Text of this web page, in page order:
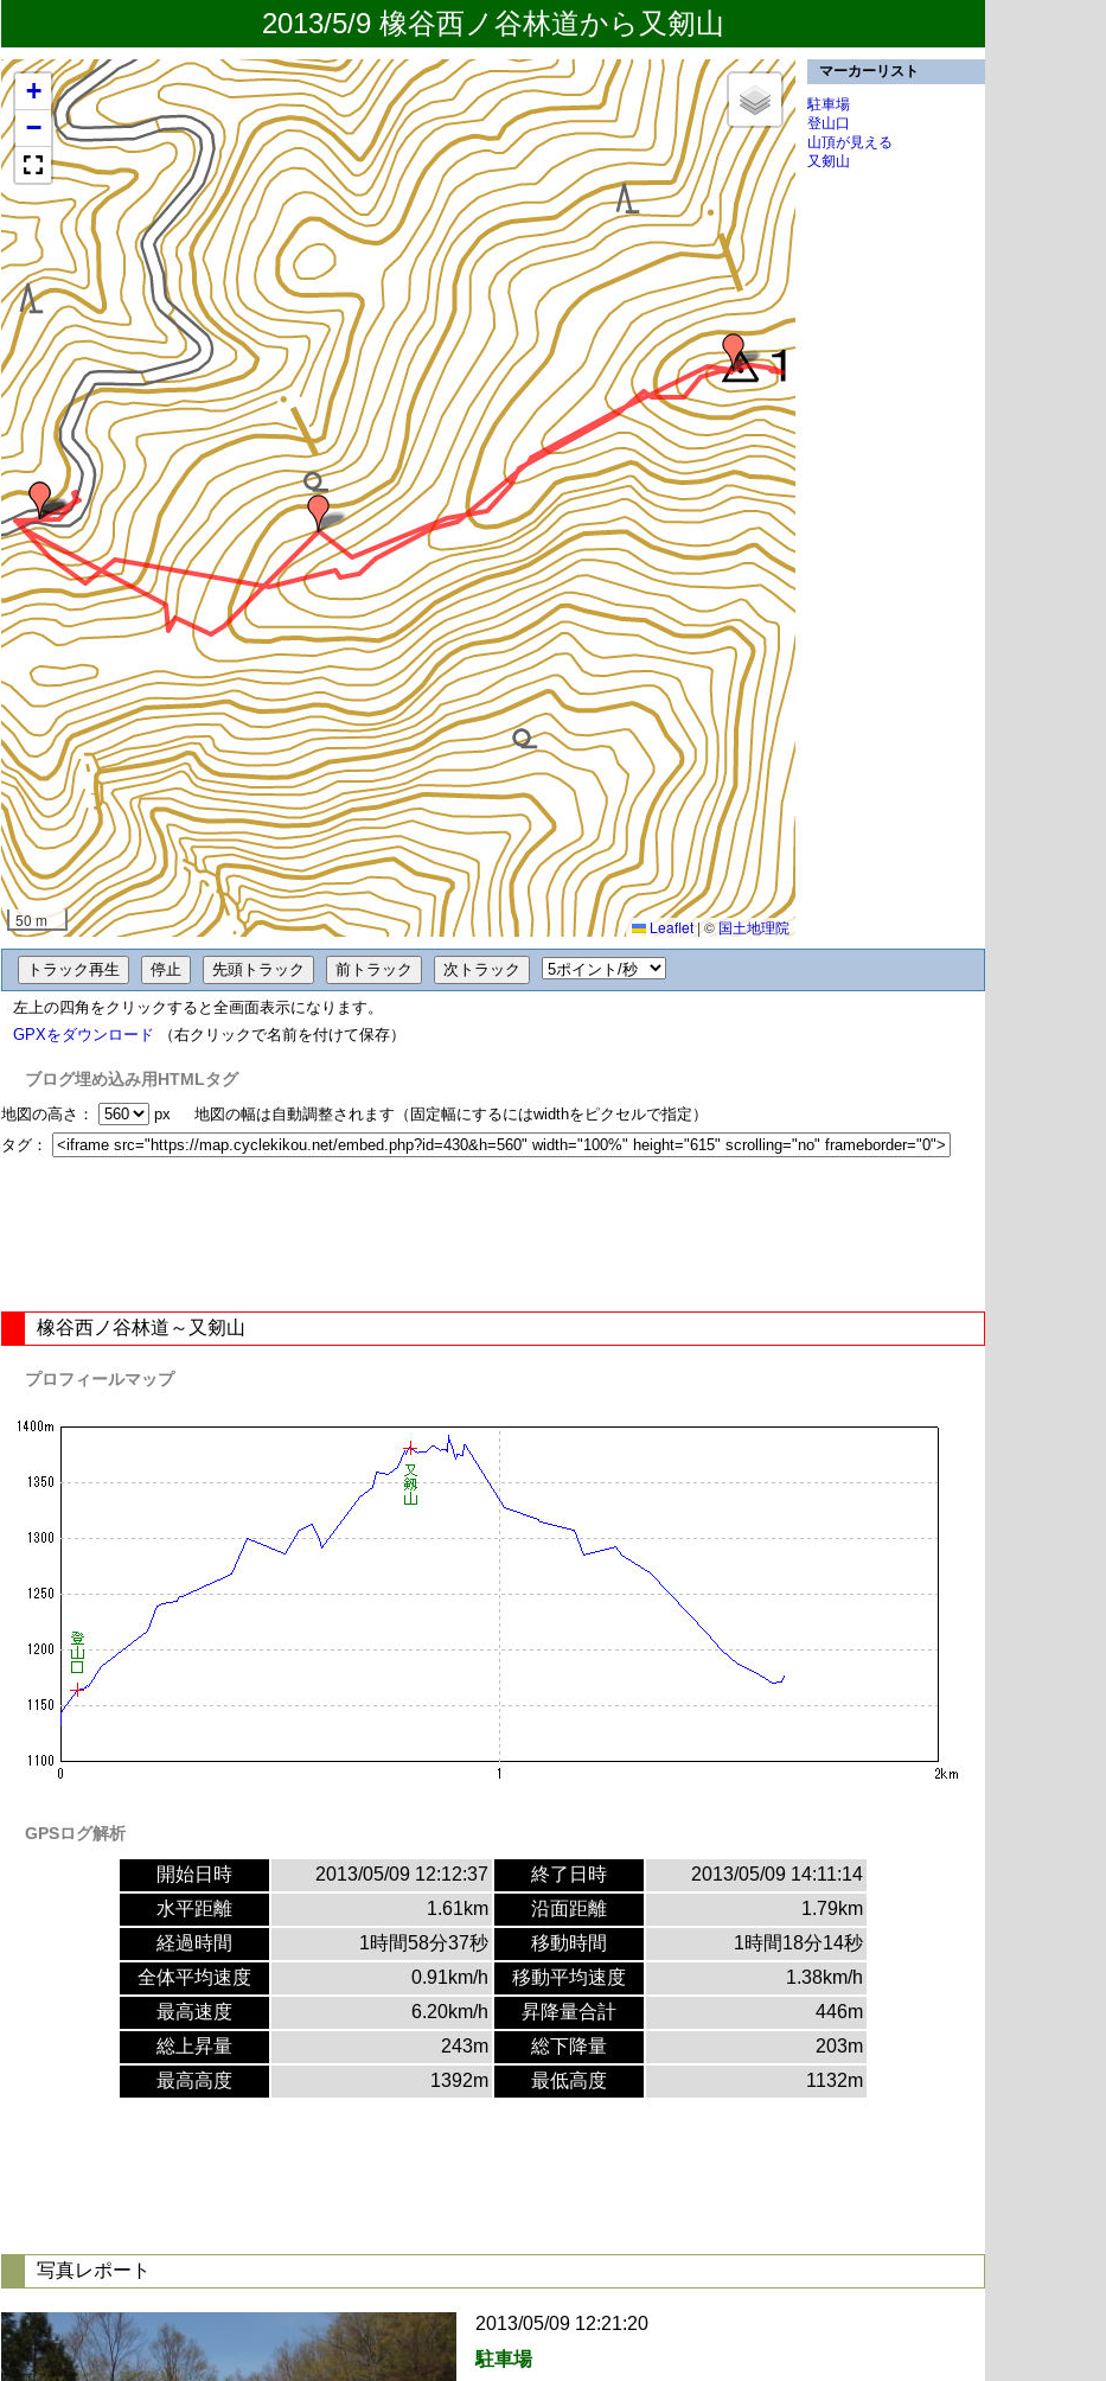
2013/5/9 橡谷西ノ谷林道から又剱山
+
−
50 m Leaflet|©国土地理院
マーカーリスト
駐車場
登山口
山頂が見える
又剱山
左上の四角をクリックすると全画面表示になります。
GPXをダウンロード （右クリックで名前を付けて保存）
ブログ埋め込み用HTMLタグ
地図の高さ：
px 地図の幅は自動調整されます（固定幅にするにはwidthをピクセルで指定）
タグ：
橡谷西ノ谷林道～又剱山
プロフィールマップ
GPSログ解析
開始日時 2013/05/09 12:12:37 終了日時
2013/05/09 14:11:14
水平距離
1.61km 沿面距離
1.79km
経過時間
1時間58分37秒 移動時間
1時間18分14秒
全体平均速度
0.91km/h 移動平均速度
1.38km/h
最高速度
6.20km/h 昇降量合計
446m
総上昇量
243m 総下降量
203m
最高高度
1392m 最低高度 1132m
写真レポート
2013/05/09 12:21:20
駐車場